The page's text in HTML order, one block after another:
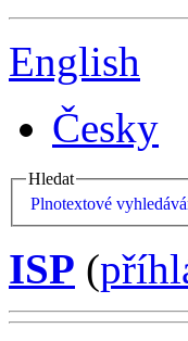
English
Česky
Hledat
Plnotextové
ISP (